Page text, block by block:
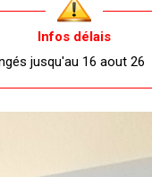
Infos délais
jusqu'au 16 aout 26